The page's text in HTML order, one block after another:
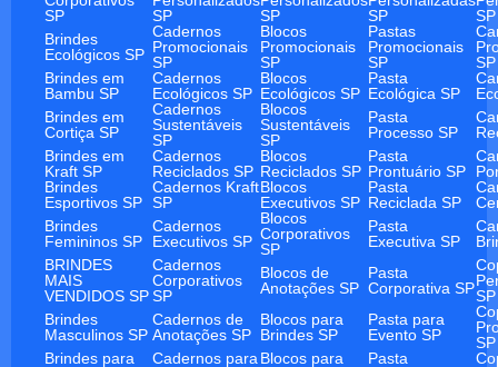
SP
SP
SP
SP
SP
Brindes
Ecológicos SP
Cadernos
Promocionais
SP
Blocos
Promocionais
SP
Pastas
Promocionais
SP
SP
Brindes em
Bambu SP
Cadernos
Ecológicos SP
Blocos
Ecológicos SP
Pasta
Ecológica SP
Brindes em
Cortiça SP
Cadernos
Sustentáveis
SP
Blocos
Sustentáveis
SP
Pasta
Processo SP
Brindes em
Kraft SP
Cadernos
Reciclados SP
Blocos
Reciclados SP
Pasta
Prontuário SP
Brindes
Esportivos SP
Cadernos Kraft
SP
Blocos
Executivos SP
Pasta
Reciclada SP
Brindes
Femininos SP
Cadernos
Executivos SP
Blocos
Corporativos
SP
Pasta
Executiva SP
BRINDES
MAIS
VENDIDOS SP
Cadernos
Corporativos
SP
Blocos de
Anotações SP
Pasta
Corporativa SPSP
Brindes
Masculinos SP
Cadernos de
Anotações SP
Blocos para
Brindes SP
Pasta para
Evento SP
SP
Brindes para
Cadernos para Blocos para
Pasta